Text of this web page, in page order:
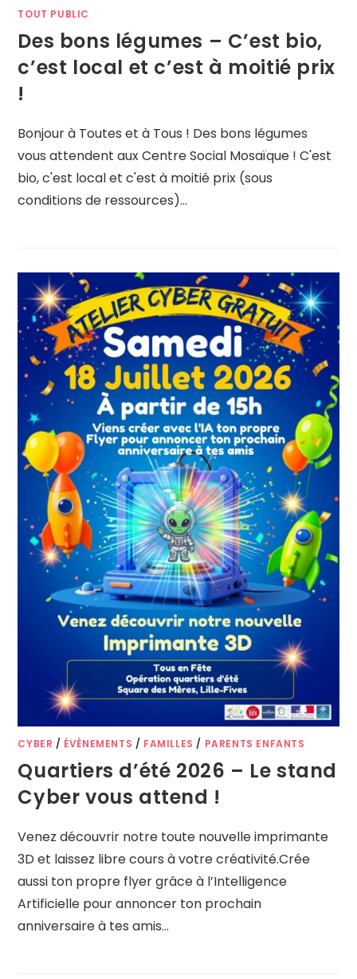
TOUT PUBLIC
Des bons légumes – C’est bio,
c’est local et c’est à moitié prix
!
Bonjour à Toutes et à Tous ! Des bons légumes
vous attendent aux Centre Social Mosaïque ! C'est
bio, c'est local et c'est à moitié prix (sous
conditions de ressources)…
CYBER / ÉVÈNEMENTS / FAMILLES / PARENTS ENFANTS
Quartiers d’été 2026 – Le stand
Cyber vous attend !
Venez découvrir notre toute nouvelle imprimante
3D et laissez libre cours à votre créativité.Crée
aussi ton propre flyer grâce à l’Intelligence
Artificielle pour annoncer ton prochain
anniversaire à tes amis…